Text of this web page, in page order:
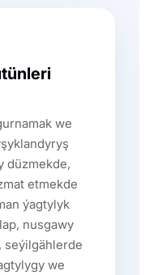
we
düzmekde,
etmekde
ýagtylyk
nusgawy
seýilgählerde
we